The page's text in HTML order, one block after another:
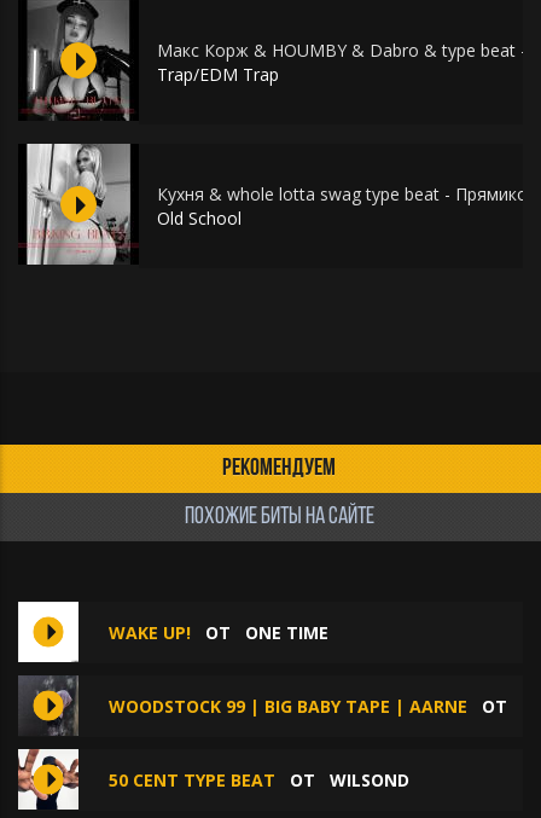
Макс Корж & HOUMBY & Dabro & type beat -
Trap/EDM Trap
Кухня & whole lotta swag type beat - Прямиком
Old School
РЕКОМЕНДУЕМ
ПОХОЖИЕ БИТЫ НА САЙТЕ
WAKE UP! ОТ ONE TIME
WOODSTOCK 99 | BIG BABY TAPE | AARNE ОТ
50 CENT TYPE BEAT ОТ WILSOND